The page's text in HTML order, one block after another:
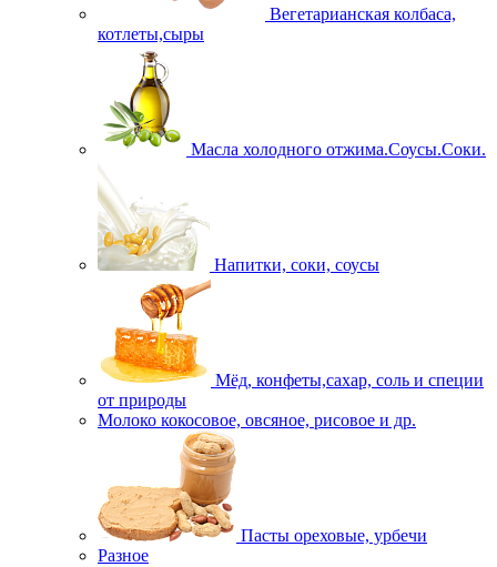
Вегетарианская колбаса,
котлеты,сыры
Масла холодного отжима.Соусы.Соки.
Напитки, соки, соусы
Мёд, конфеты,сахар, соль и специи
от природы
Молоко кокосовое, овсяное, рисовое и др.
Пасты ореховые, урбечи
Разное